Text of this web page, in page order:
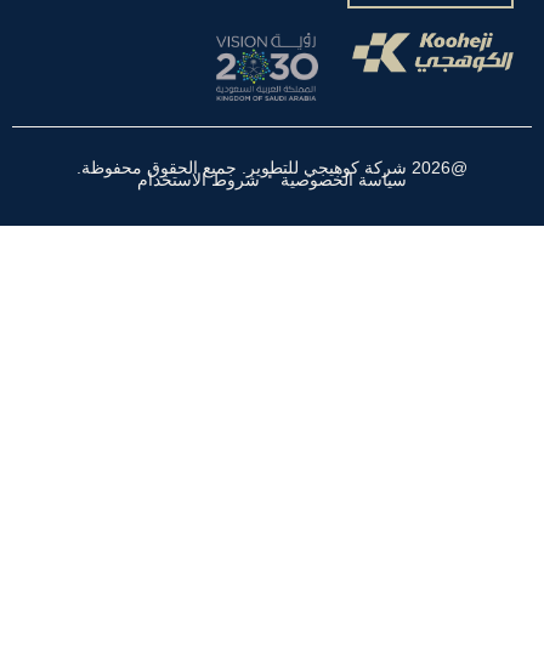
@2026 شركة كوهيجي للتطوير. جميع الحقوق محفوظة.
سياسة الخصوصية·شروط الاستخدام